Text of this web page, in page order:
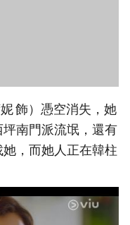
飾）憑空消失，她
南門派流氓，還有
，而她人正在韓柱